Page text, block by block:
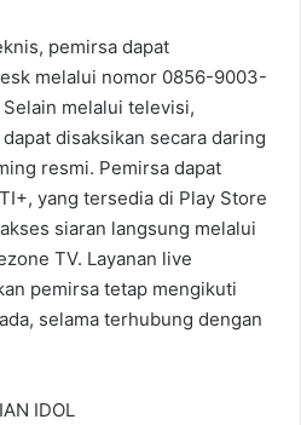
pemirsa dapat
melalui nomor 0856-9003-
melalui televisi,
disaksikan secara daring
resmi. Pemirsa dapat
yang tersedia di Play Store
siaran langsung melalui
TV. Layanan live
pemirsa tetap mengikuti
selama terhubung dengan
IDOL